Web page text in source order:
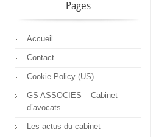
Pages
Accueil
Contact
Cookie Policy (US)
GS ASSOCIES – Cabinet
d’avocats
Les actus du cabinet